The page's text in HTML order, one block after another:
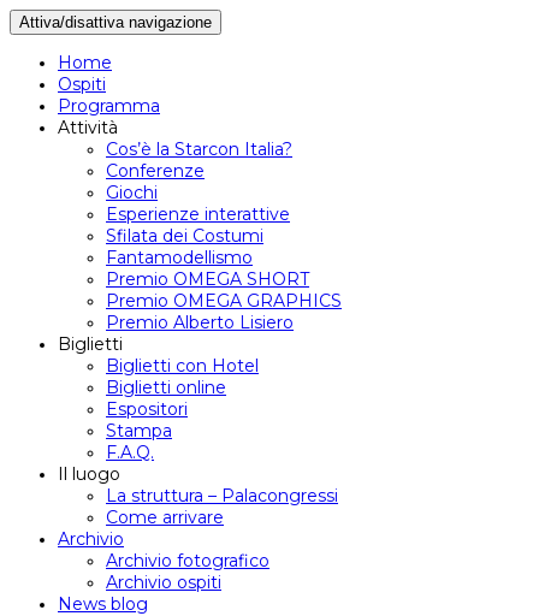
Attiva/disattiva navigazione
Home
Ospiti
Programma
Attività
Cos’è la Starcon Italia?
Conferenze
Giochi
Esperienze interattive
Sfilata dei Costumi
Fantamodellismo
Premio OMEGA SHORT
Premio OMEGA GRAPHICS
Premio Alberto Lisiero
Biglietti
Biglietti con Hotel
Biglietti online
Espositori
Stampa
F.A.Q.
Il luogo
La struttura – Palacongressi
Come arrivare
Archivio
Archivio fotografico
Archivio ospiti
News blog